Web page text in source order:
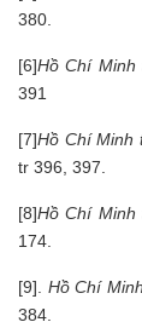
380.
[6]Hồ Chí Minh
391
[7]Hồ Chí Minh
tr 396, 397.
[8]Hồ Chí Minh
174.
[9]. Hồ Chí
384.